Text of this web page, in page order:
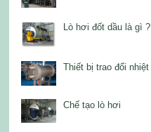
Lò hơi đốt dầu là gì ?
Thiết bị trao đổi nhiệt
Chế tạo lò hơi